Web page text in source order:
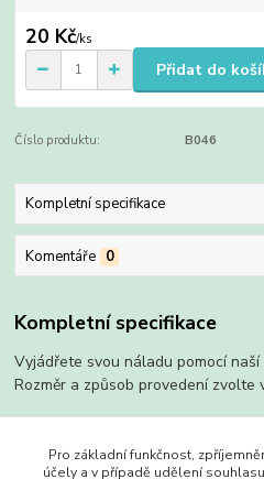
20 Kč/ks
Přidat do
Číslo produktu: B046
Kompletní specifikace
Komentáře 0
Kompletní specifikace
Vyjádřete svou náladu pomocí naší
Rozměr a způsob provedení zvolte
Pro základní funkčnost,
účely a v případě udělení